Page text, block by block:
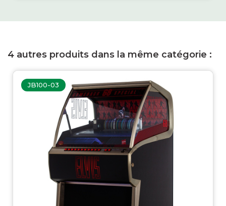
4 autres produits dans la même catégorie :
JB100-03